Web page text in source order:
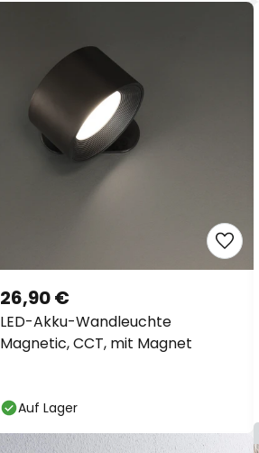
LED-Akku-Wandleuchte
Magnetic, CCT, mit Magnet
26,90 €
Auf Lager